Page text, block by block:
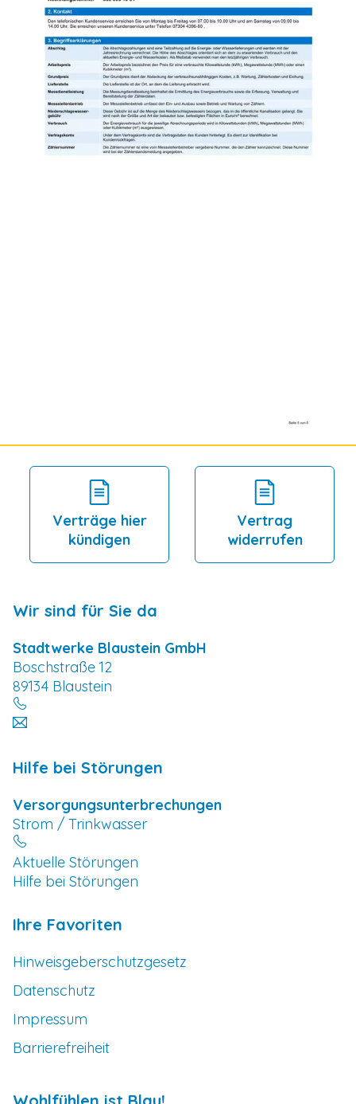
Verträge hier
kündigen
Vertrag
widerrufen
Wir sind für Sie da
Stadtwerke Blaustein GmbH
Boschstraße 12
89134 Blaustein
Hilfe bei Störungen
Versorgungsunterbrechungen
Strom / Trinkwasser
Aktuelle Störungen
Hilfe bei Störungen
Ihre Favoriten
Hinweisgeberschutzgesetz
Datenschutz
Impressum
Barrierefreiheit